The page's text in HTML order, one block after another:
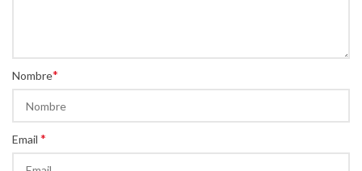
Nombre*
Email *